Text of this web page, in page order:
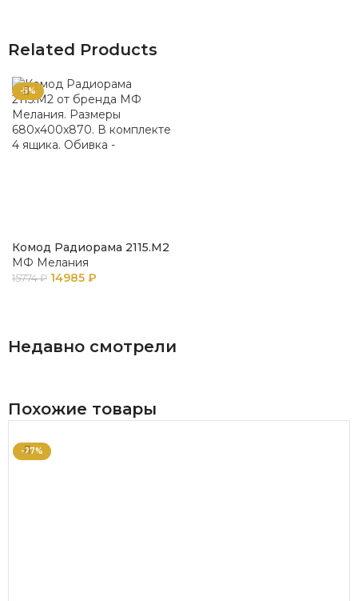
Related Products
-5%
Комод Радиорама 2115.М2
МФ Мелания
15774₽ 14985 ₽
Недавно смотрели
Похожие товары
-27%